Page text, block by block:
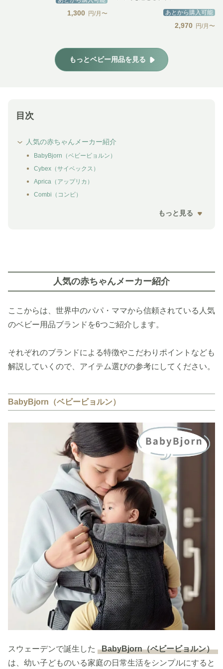
1,300 円/月〜 あとから購入可能
2,970 円/月〜
もっとベビー用品を見る
目次
人気の赤ちゃんメーカー紹介
BabyBjorn（ベビービョルン）
Cybex（サイベックス）
Aprica（アップリカ）
Combi（コンビ）
もっと見る
人気の赤ちゃんメーカー紹介
ここからは、世界中のパパ・ママから信頼されている人気
のベビー用品ブランドを6つご紹介します。
それぞれのブランドによる特徴やこだわりポイントなども
解説していくので、アイテム選びの参考にしてください。
BabyBjorn（ベビービョルン）
スウェーデンで誕生した
BabyBjorn（ベビービョルン）
は、幼い子どものいる家庭の日常生活をシンプルにすると